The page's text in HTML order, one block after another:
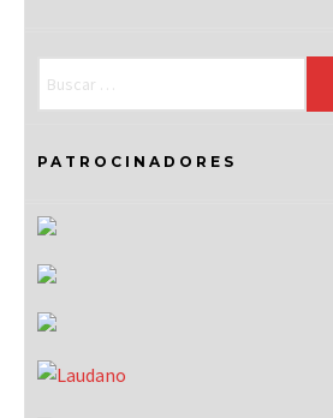
PATROCINADORES